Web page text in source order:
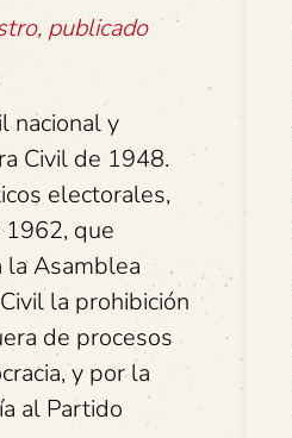
publicado
nacional y
Civil de 1948.
electorales,
1962, que
la Asamblea
la prohibición
de procesos
y por la
al Partido